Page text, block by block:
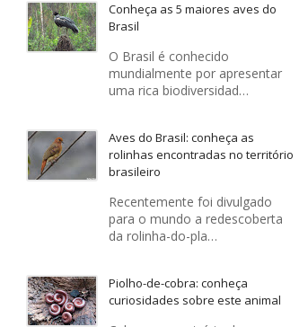
Conheça as 5 maiores aves do
Brasil
O Brasil é conhecido
mundialmente por apresentar
uma rica biodiversidad…
Aves do Brasil: conheça as
rolinhas encontradas no território
brasileiro
Recentemente foi divulgado
para o mundo a redescoberta
da rolinha-do-pla…
Piolho-de-cobra: conheça
curiosidades sobre este animal